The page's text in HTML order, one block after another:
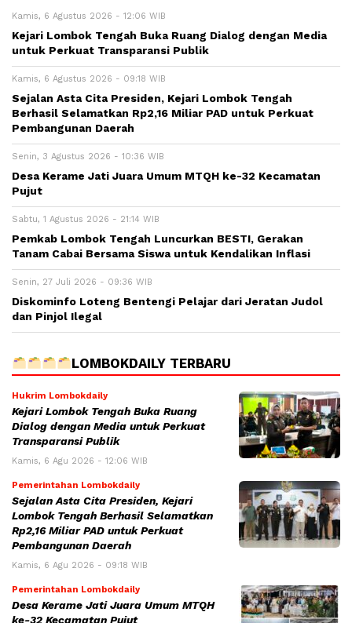
Kamis, 6 Agustus 2026 - 12:06 WIB
Kejari Lombok Tengah Buka Ruang Dialog dengan Media
untuk Perkuat Transparansi Publik
Kamis, 6 Agustus 2026 - 09:18 WIB
Sejalan Asta Cita Presiden, Kejari Lombok Tengah
Berhasil Selamatkan Rp2,16 Miliar PAD untuk Perkuat
Pembangunan Daerah
Senin, 3 Agustus 2026 - 10:36 WIB
Desa Kerame Jati Juara Umum MTQH ke-32 Kecamatan
Pujut
Sabtu, 1 Agustus 2026 - 21:14 WIB
Pemkab Lombok Tengah Luncurkan BESTI, Gerakan
Tanam Cabai Bersama Siswa untuk Kendalikan Inflasi
Senin, 27 Juli 2026 - 09:36 WIB
Diskominfo Loteng Bentengi Pelajar dari Jeratan Judol
dan Pinjol Ilegal
LOMBOKDAILY TERBARU
Hukrim Lombokdaily
Kejari Lombok Tengah Buka Ruang
Dialog dengan Media untuk Perkuat
Transparansi Publik
Kamis, 6 Agu 2026 - 12:06 WIB
Pemerintahan Lombokdaily
Sejalan Asta Cita Presiden, Kejari
Lombok Tengah Berhasil Selamatkan
Rp2,16 Miliar PAD untuk Perkuat
Pembangunan Daerah
Kamis, 6 Agu 2026 - 09:18 WIB
Pemerintahan Lombokdaily
Desa Kerame Jati Juara Umum MTQH
ke-32 Kecamatan Pujut